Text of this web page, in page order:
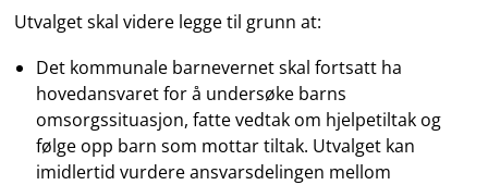
Utvalget skal videre legge til grunn at:
Det kommunale barnevernet skal fortsatt ha
hovedansvaret for å undersøke barns
omsorgssituasjon, fatte vedtak om hjelpetiltak og
følge opp barn som mottar tiltak. Utvalget kan
imidlertid vurdere ansvarsdelingen mellom